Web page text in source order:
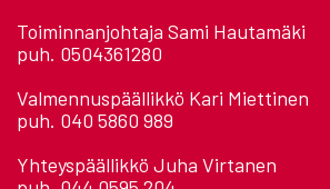
Toiminnanjohtaja Sami Hautamäki
puh. 0504361280
Valmennuspäällikkö Kari Miettinen
puh. 040 5860 989
Yhteyspäällikkö Juha Virtanen